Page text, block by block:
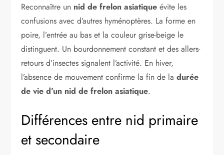
Reconnaître un nid de frelon asiatique évite les
confusions avec d’autres hyménoptères. La forme en
poire, l’entrée au bas et la couleur grise-beige le
distinguent. Un bourdonnement constant et des allers-
retours d’insectes signalent l’activité. En hiver,
l’absence de mouvement confirme la fin de ladurée
de vie d’un nid de frelon asiatique.
Différences entre nid primaire
et secondaire